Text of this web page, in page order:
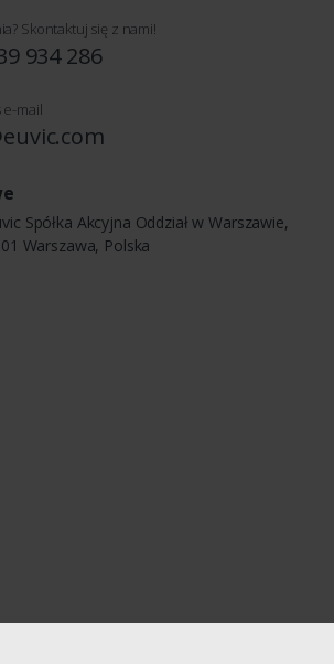
Skontaktuj się z nami!
934 286
e-mail
Spółka Akcyjna Oddział w Warszawie,
Warszawa, Polska